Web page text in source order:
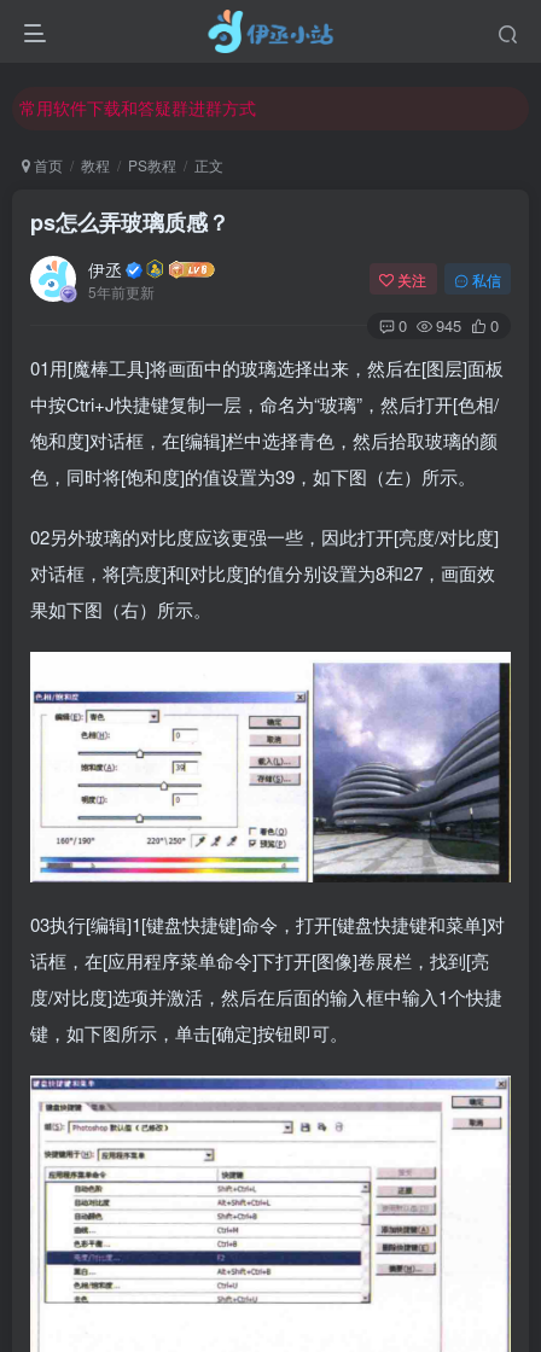
欢迎反馈网站中存在的问题和建议！
常用软件下载和答疑群进群方式
欢迎访问伊丞小站！
首页 教程 PS教程 正文
ps怎么弄玻璃质感？
伊丞
5年前更新
关注 私信
0 945 0
01用[魔棒工具]将画面中的玻璃选择出来，然后在[图层]面板
中按Ctri+J快捷键复制一层，命名为“玻璃”，然后打开[色相/
饱和度]对话框，在[编辑]栏中选择青色，然后拾取玻璃的颜
色，同时将[饱和度]的值设置为39，如下图（左）所示。
02另外玻璃的对比度应该更强一些，因此打开[亮度/对比度]
对话框，将[亮度]和[对比度]的值分别设置为8和27，画面效
果如下图（右）所示。
03执行[编辑]1[键盘快捷键]命令，打开[键盘快捷键和菜单]对
话框，在[应用程序菜单命令]下打开[图像]卷展栏，找到[亮
度/对比度]选项并激活，然后在后面的输入框中输入1个快捷
键，如下图所示，单击[确定]按钮即可。